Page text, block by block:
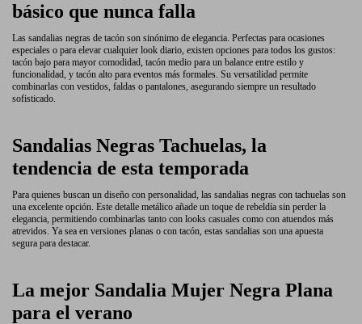
básico que nunca falla
Las sandalias negras de tacón son sinónimo de elegancia. Perfectas para ocasiones
especiales o para elevar cualquier look diario, existen opciones para todos los gustos:
tacón bajo para mayor comodidad, tacón medio para un balance entre estilo y
funcionalidad, y tacón alto para eventos más formales. Su versatilidad permite
combinarlas con vestidos, faldas o pantalones, asegurando siempre un resultado
sofisticado.
Sandalias Negras Tachuelas, la
tendencia de esta temporada
Para quienes buscan un diseño con personalidad, las sandalias negras con tachuelas son
una excelente opción. Este detalle metálico añade un toque de rebeldía sin perder la
elegancia, permitiendo combinarlas tanto con looks casuales como con atuendos más
atrevidos. Ya sea en versiones planas o con tacón, estas sandalias son una apuesta
segura para destacar.
La mejor Sandalia Mujer Negra Plana
para el verano